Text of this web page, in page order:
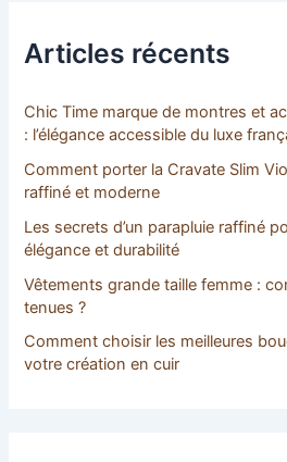
c
h
r
Articles récents
Chic Time marque de montres et
: l’élégance accessible du luxe
Comment porter la Cravate Slim
raffiné et moderne
Les secrets d’un parapluie raffiné
élégance et durabilité
Vêtements grande taille femme :
tenues ?
Comment choisir les meilleures
votre création en cuir